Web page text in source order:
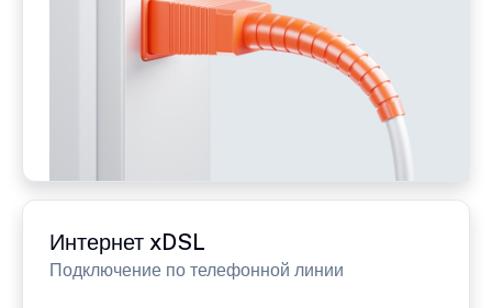
Интернет xDSL
Подключение по телефонной линии